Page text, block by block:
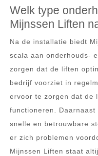
Welk type
Mijnssen Liften
Na de installatie biedt
scala aan onderhouds-
zorgen dat de liften
bedrijf voorziet in
ervoor te zorgen dat de
functioneren.
snelle en betrouwbare
er zich problemen
Mijnssen Liften staat